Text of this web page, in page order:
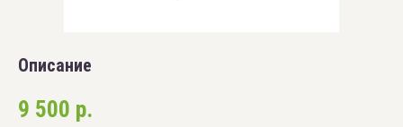
Описание
9 500 р.